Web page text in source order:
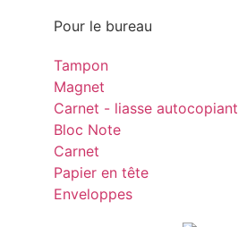
Pour le bureau
Tampon
Magnet
Carnet - liasse autocopiant
Bloc Note
Carnet
Papier en tête
Enveloppes